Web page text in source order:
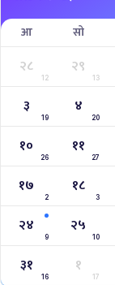
आ सो
२८
12
२९
13
३
19
४
20
१०
26
११
27
१७
2
१८
3
२४
9
२५
10
३१
16
१
17